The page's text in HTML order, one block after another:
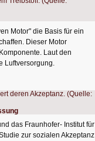
Motor" die Basis für ein
Dieser Motor
Laut den
Luftversorgung.
das Fraunhofer- Institut für
zur sozialen Akzeptanz